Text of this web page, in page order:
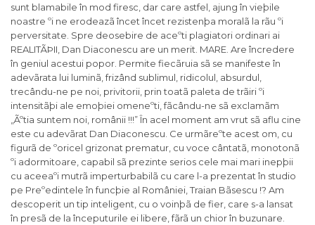
sunt blamabile în mod firesc, dar care astfel, ajung în vieþile
noastre ºi ne erodeazã încet încet rezistenþa moralã la rãu ºi
perversitate. Spre deosebire de aceºti plagiatori ordinari ai
REALITÃÞII, Dan Diaconescu are un merit. MARE. Are încredere
în geniul acestui popor. Permite fiecãruia sã se manifeste în
adevãrata lui luminã, frizând sublimul, ridicolul, absurdul,
trecându-ne pe noi, privitorii, prin toatã paleta de trãiri ºi
intensitãþi ale emoþiei omeneºti, fãcându-ne sã exclamãm
„Ãºtia suntem noi, românii !!!” În acel moment am vrut sã aflu cine
este cu adevãrat Dan Diaconescu. Ce urmãreºte acest om, cu
figurã de ºoricel grizonat prematur, cu voce cântatã, monotonã
ºi adormitoare, capabil sã prezinte serios cele mai mari inepþii
cu aceeaºi mutrã imperturbabilã cu care l-a prezentat în studio
pe Preºedintele în funcþie al României, Traian Bãsescu !? Am
descoperit un tip inteligent, cu o voinþã de fier, care s-a lansat
în presã de la începuturile ei libere, fãrã un chior în buzunare.